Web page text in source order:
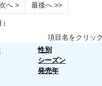
次へ> 最後へ>>
項目名をクリッ
性別
シーズン
発売年